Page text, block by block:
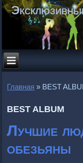
Главная » BEST
BEST ALBUM
Лучшие
обезьяны